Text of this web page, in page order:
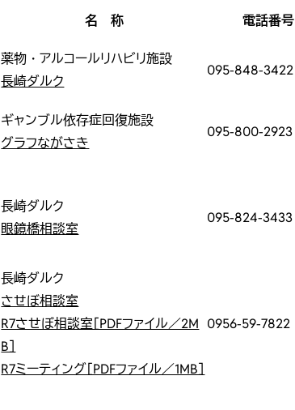
名 称 電話番号
薬物・アルコールリハビリ施設
長崎ダルク
095-848-3422
ギャンブル依存症回復施設
グラフながさき
095-800-2923
長崎ダルク
眼鏡橋相談室
095-824-3433
長崎ダルク
させぼ相談室
R7させぼ相談室［PDFファイル／2M
B］
R7ミーティング［PDFファイル／1MB］
0956-59-7822